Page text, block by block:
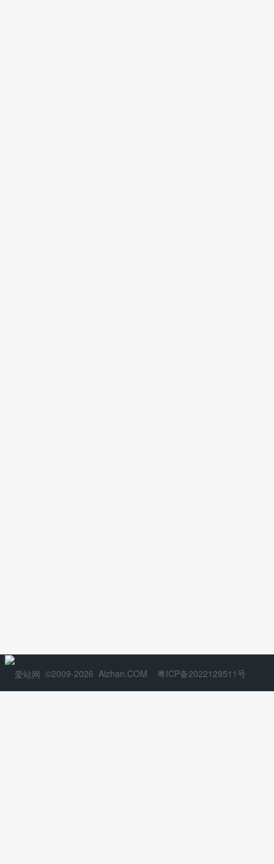
©2009-2026 Aizhan.COM 粤ICP备2022129511号